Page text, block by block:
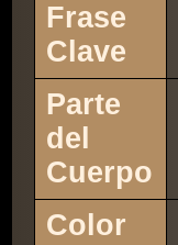
Frase
Clave
Parte
del
Cuerpo
Color